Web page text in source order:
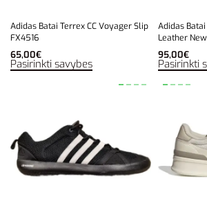
Adidas Batai Terrex CC Voyager Slip
FX4516
65,00€
Pasirinkti savybes
Adidas
Leather
95,00€
Pasirinkti